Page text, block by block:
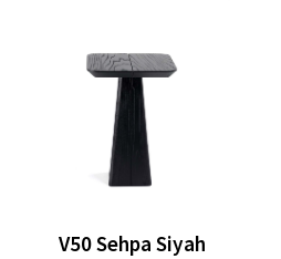
V50 Sehpa Siyah